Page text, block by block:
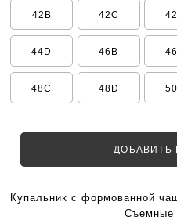
42B 42C
44D 46B
48C 48D
ДОБАВИТЬ
Купальник с формованной
Съемные